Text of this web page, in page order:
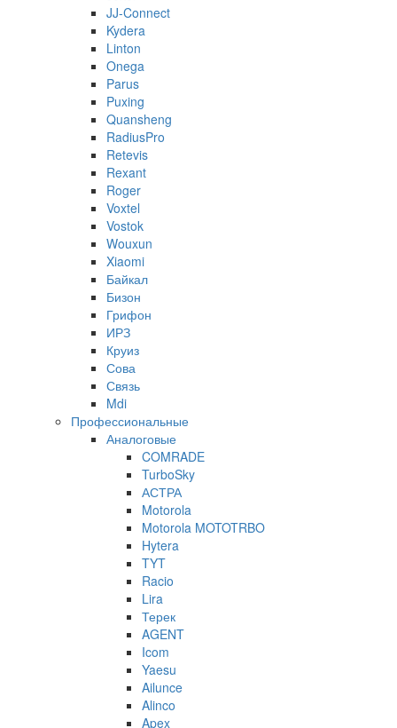
JJ-Connect
Kydera
Linton
Onega
Parus
Puxing
Quansheng
RadiusPro
Retevis
Rexant
Roger
Voxtel
Vostok
Wouxun
Xiaomi
Байкал
Бизон
Грифон
ИРЗ
Круиз
Сова
Связь
Mdi
Профессиональные
Аналоговые
COMRADE
TurboSky
АСТРА
Motorola
Motorola MOTOTRBO
Hytera
TYT
Racio
Lira
Терек
AGENT
Icom
Yaesu
Ailunce
Alinco
Apex